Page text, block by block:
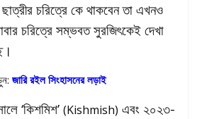
চরিত্রে কে থাকবেন তা এখনও
চরিত্রে সম্ভবত সুরজিৎকেই দেখা
জারি রইল সিংহাসনের লড়াই
‘কিশমিশ’(Kishmish) এবং ২০২৩-